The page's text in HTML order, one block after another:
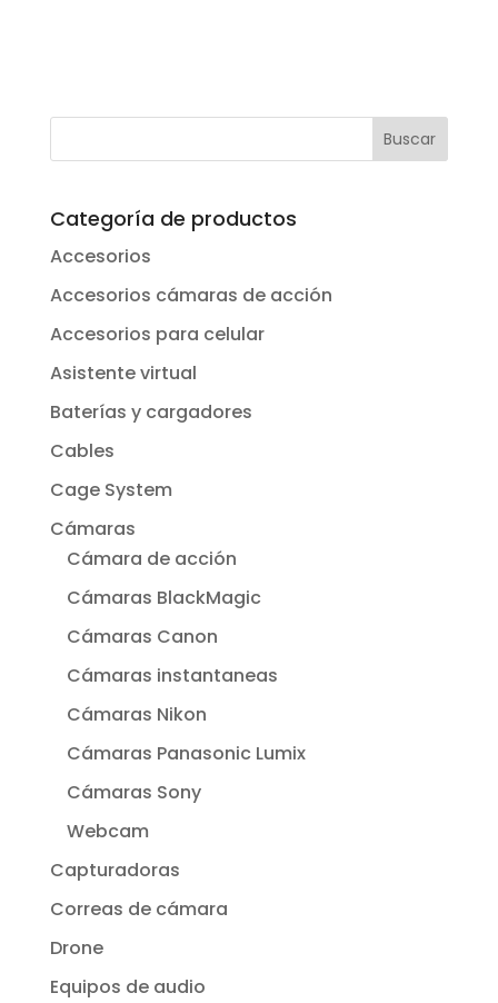
Categoría de productos
Accesorios
Accesorios cámaras de acción
Accesorios para celular
Asistente virtual
Baterías y cargadores
Cables
Cage System
Cámaras
Cámara de acción
Cámaras BlackMagic
Cámaras Canon
Cámaras instantaneas
Cámaras Nikon
Cámaras Panasonic Lumix
Cámaras Sony
Webcam
Capturadoras
Correas de cámara
Drone
Equipos de audio